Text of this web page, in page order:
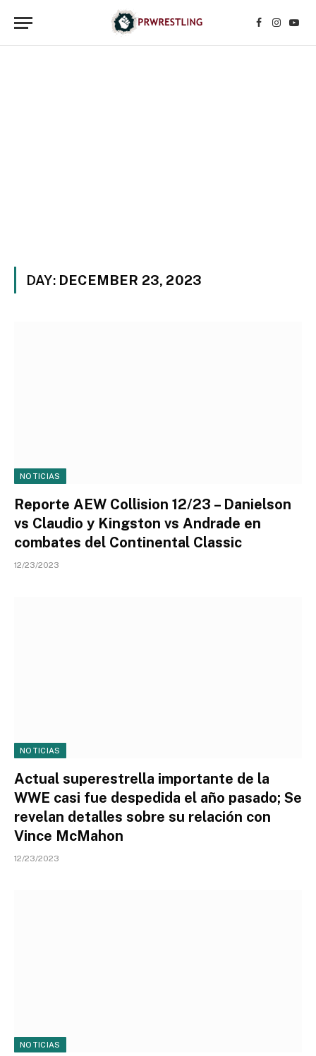
Facebook
DAY: DECEMBER 23, 2023
NOTICIAS
Reporte AEW Collision 12/23 – Danielson
vs Claudio y Kingston vs Andrade en
combates del Continental Classic
12/23/2023
NOTICIAS
Actual superestrella importante de la
WWE casi fue despedida el año pasado; Se
revelan detalles sobre su relación con
Vince McMahon
12/23/2023
NOTICIAS